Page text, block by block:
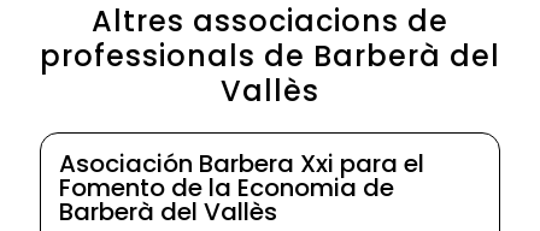
Altres associacions de
professionals de Barberà del
Vallès
Asociación Barbera Xxi para el
Fomento de la Economia de
Barberà del Vallès